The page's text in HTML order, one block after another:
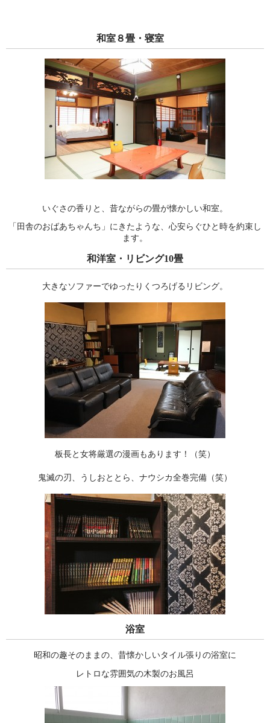
和室８畳・寝室
いぐさの香りと、昔ながらの畳が懐かしい和室。
「田舎のおばあちゃんち」にきたような、心安らぐひと時を約束し
ます。
和洋室・リビング10畳
大きなソファーでゆったりくつろげるリビング。
板長と女将厳選の漫画もあります！（笑）
鬼滅の刃、うしおととら、ナウシカ全巻完備（笑）
浴室
昭和の趣そのままの、昔懐かしいタイル張りの浴室に
レトロな雰囲気の木製のお風呂